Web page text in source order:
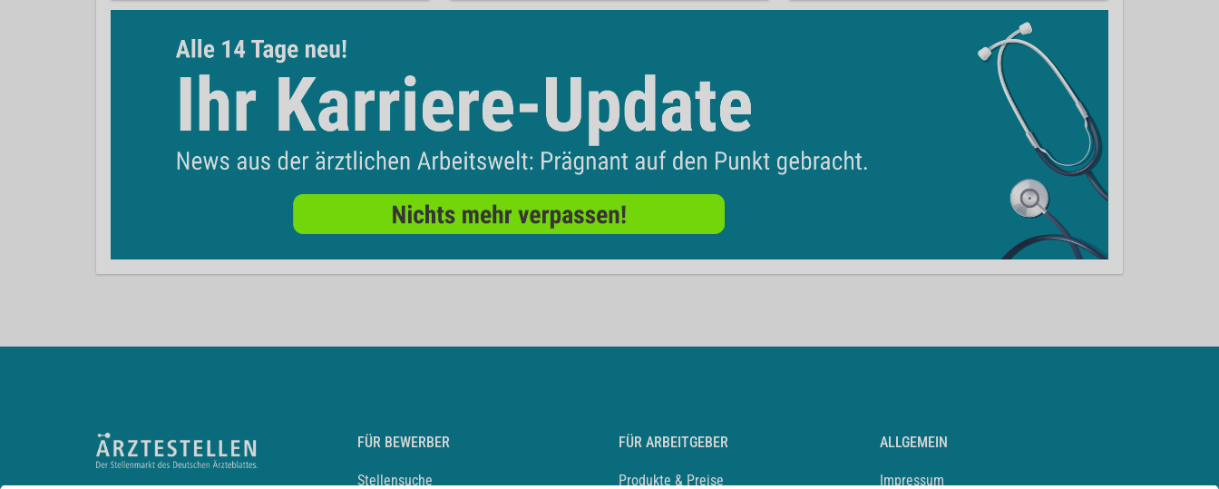
FÜR BEWERBER
Stellensuche
FÜR ARBEITGEBER
Produkte & Preise
ALLGEMEIN
Impressum